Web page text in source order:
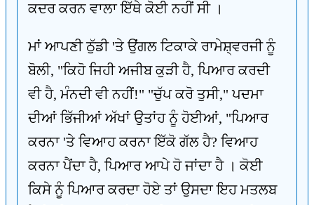
ਕਦਰ ਕਰਨ ਵਾਲਾ ਇੱਥੇ ਕੋਈ ਨਹੀਂ ਸੀ ।
ਮਾਂ ਆਪਣੀ ਠੁੱਡੀ 'ਤੇ ਉਂਗਲ ਟਿਕਾਕੇ ਰਾਮੇਸ਼੍ਵਰਜੀ ਨੂੰ
ਬੋਲੀ, "ਕਿਹੋ ਜਿਹੀ ਅਜੀਬ ਕੁੜੀ ਹੈ, ਪਿਆਰ ਕਰਦੀ
ਵੀ ਹੈ, ਮੰਨਦੀ ਵੀ ਨਹੀਂ!" "ਚੁੱਪ ਕਰੋ ਤੁਸੀ," ਪਦਮਾ
ਦੀਆਂ ਭਿੱਜੀਆਂ ਅੱਖਾਂ ਉਤਾਂਹ ਨੂੰ ਹੋਈਆਂ, "ਪਿਆਰ
ਕਰਨਾ 'ਤੇ ਵਿਆਹ ਕਰਨਾ ਇੱਕੋ ਗੱਲ ਹੈ? ਵਿਆਹ
ਕਰਨਾ ਪੈਂਦਾ ਹੈ, ਪਿਆਰ ਆਪੇ ਹੋ ਜਾਂਦਾ ਹੈ । ਕੋਈ
ਕਿਸੇ ਨੂੰ ਪਿਆਰ ਕਰਦਾ ਹੋਏ ਤਾਂ ਉਸਦਾ ਇਹ ਮਤਲਬ